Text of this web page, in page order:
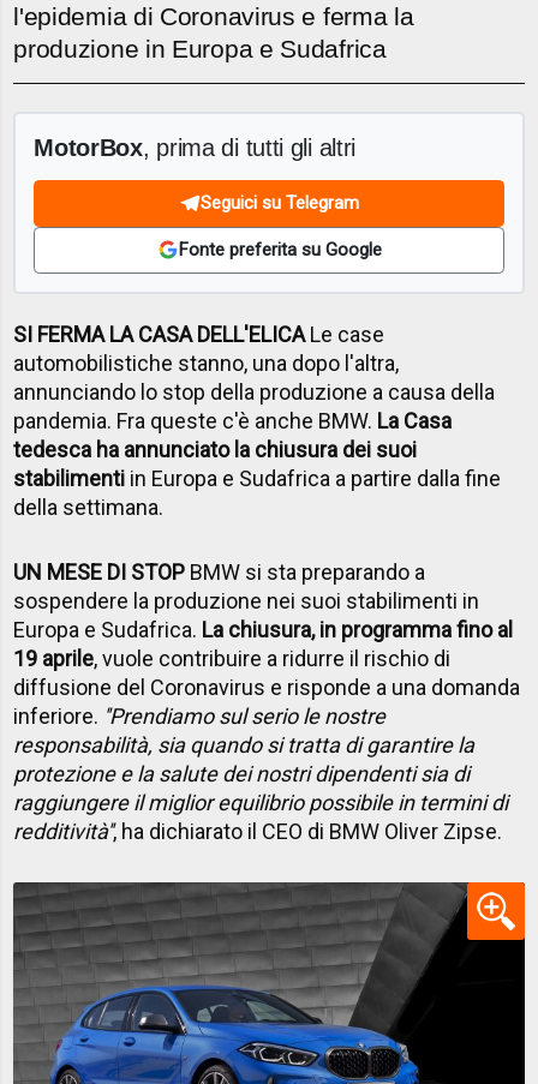
l'epidemia di Coronavirus e ferma la
produzione in Europa e Sudafrica
MotorBox, prima di tutti gli altri
Seguici su Telegram
Fonte preferita su Google
SI FERMA LA CASA DELL'ELICALe case
automobilistiche stanno, una dopo l'altra,
annunciando lo stop della produzione a causa della
pandemia. Fra queste c'è anche BMW. La Casa
tedesca ha annunciato la chiusura dei suoi
stabilimenti in Europa e Sudafrica a partire dalla fine
della settimana.
UN MESE DI STOP BMW si sta preparando a
sospendere la produzione nei suoi stabilimenti in
Europa e Sudafrica. La chiusura, in programma fino al
19 aprile, vuole contribuire a ridurre il rischio di
diffusione del Coronavirus e risponde a una domanda
inferiore. ''Prendiamo sul serio le nostre
responsabilità, sia quando si tratta di garantire la
protezione e la salute dei nostri dipendenti sia di
raggiungere il miglior equilibrio possibile in termini di
redditività'', ha dichiarato il CEO di BMW Oliver Zipse.